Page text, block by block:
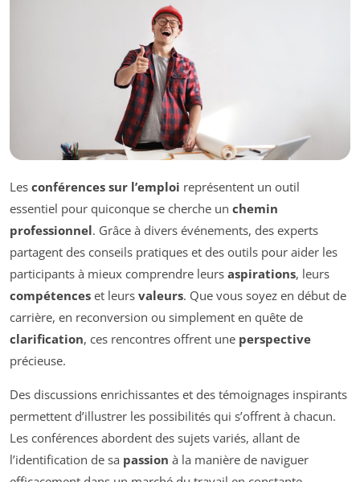
Les conférences sur l’emploi représentent un outil
essentiel pour quiconque se cherche un chemin
professionnel. Grâce à divers événements, des experts
partagent des conseils pratiques et des outils pour aider les
participants à mieux comprendre leurs aspirations, leurs
compétences et leurs valeurs. Que vous soyez en début de
carrière, en reconversion ou simplement en quête de
clarification, ces rencontres offrent une perspective
précieuse.
Des discussions enrichissantes et des témoignages inspirants
permettent d’illustrer les possibilités qui s’offrent à chacun.
Les conférences abordent des sujets variés, allant de
l’identification de sa passion à la manière de naviguer